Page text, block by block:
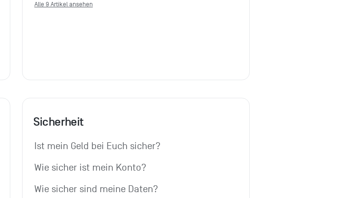
Alle 9 Artikel ansehen
Sicherheit
Ist mein Geld bei Euch sicher?
Wie sicher ist mein Konto?
Wie sicher sind meine Daten?